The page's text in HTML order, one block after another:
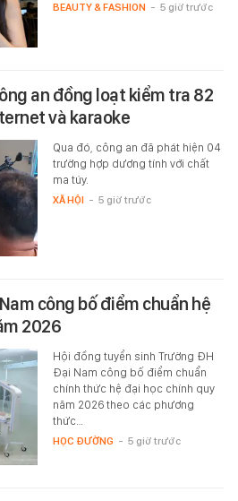
BEAUTY & FASHION - 5 giờ trước
an đồng loạt kiểm tra 82
và karaoke
Qua đó, công an đã phát hiện 04
trường hợp dương tính với chất
ma túy.
XÃ HỘI - 5 giờ trước
công bố điểm chuẩn hệ
2026
Hội đồng tuyển sinh Trường ĐH
Đại Nam công bố điểm chuẩn
chính thức hệ đại học chính quy
năm 2026 theo các phương
thức…
HỌC ĐƯỜNG - 5 giờ trước